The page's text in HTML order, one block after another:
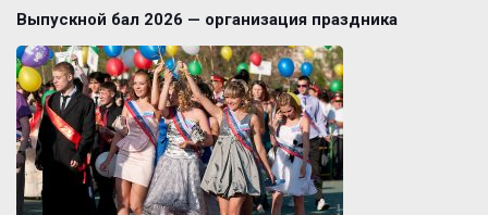
Выпускной бал 2026 — организация праздника